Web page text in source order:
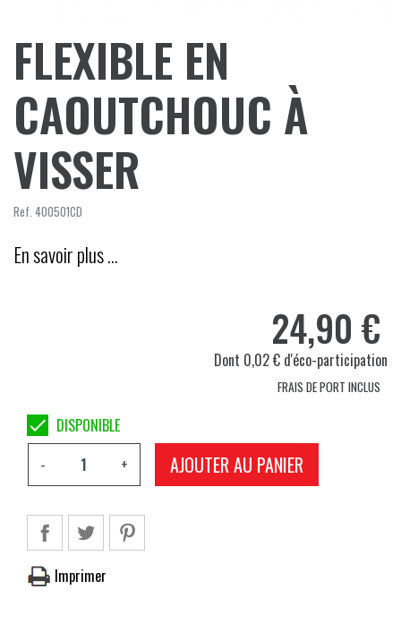
FLEXIBLE EN
CAOUTCHOUC À
VISSER
Ref. 400501CD
En savoir plus …
24,90 €
Dont 0,02 € d'éco-participation
FRAIS DE PORT INCLUS
 DISPONIBLE
-
+ AJOUTER AU PANIER
Imprimer